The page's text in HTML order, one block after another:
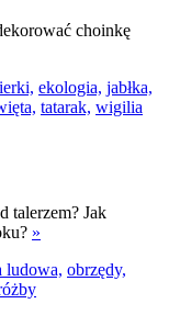
choinkę
ekologia, jabłka,
tatarak, wigilia
talerzem? Jak
»
ludowa, obrzędy,